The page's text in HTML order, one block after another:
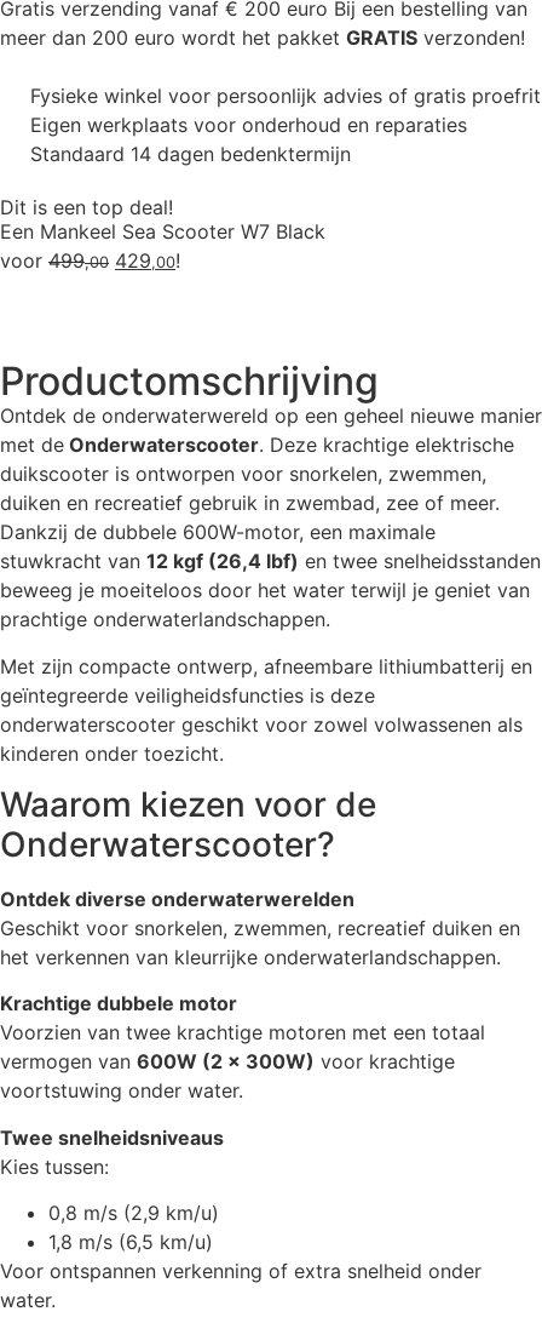
Gratis verzending vanaf € 200 euro Bij een bestelling van
meer dan 200 euro wordt het pakket GRATIS verzonden!
Fysieke winkel voor persoonlijk advies of gratis proefrit
Eigen werkplaats voor onderhoud en reparaties
Standaard 14 dagen bedenktermijn
Dit is een top deal!
Een Mankeel Sea Scooter W7 Black
voor 499,00 429,00!
Productomschrijving
Ontdek de onderwaterwereld op een geheel nieuwe manier
met de Onderwaterscooter. Deze krachtige elektrische
duikscooter is ontworpen voor snorkelen, zwemmen,
duiken en recreatief gebruik in zwembad, zee of meer.
Dankzij de dubbele 600W-motor, een maximale
stuwkracht van 12 kgf (26,4 lbf) en twee snelheidsstanden
beweeg je moeiteloos door het water terwijl je geniet van
prachtige onderwaterlandschappen.
Met zijn compacte ontwerp, afneembare lithiumbatterij en
geïntegreerde veiligheidsfuncties is deze
onderwaterscooter geschikt voor zowel volwassenen als
kinderen onder toezicht.
Waarom kiezen voor de
Onderwaterscooter?
Ontdek diverse onderwaterwerelden
Geschikt voor snorkelen, zwemmen, recreatief duiken en
het verkennen van kleurrijke onderwaterlandschappen.
Krachtige dubbele motor
Voorzien van twee krachtige motoren met een totaal
vermogen van 600W (2 x 300W) voor krachtige
voortstuwing onder water.
Twee snelheidsniveaus
Kies tussen:
0,8 m/s (2,9 km/u)
1,8 m/s (6,5 km/u)
Voor ontspannen verkenning of extra snelheid onder
water.